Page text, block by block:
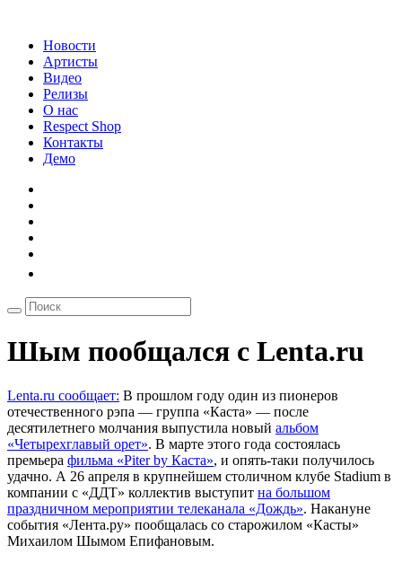
Новости
Артисты
Видео
Релизы
О нас
Respect Shop
Контакты
Демо
Шым пообщался с Lenta.ru
Lenta.ru сообщает: В прошлом году один из пионеров
отечественного рэпа — группа «Каста» — после
десятилетнего молчания выпустила новый альбом
«Четырехглавый орет». В марте этого года состоялась
премьера фильма «Piter by Каста», и опять-таки получилось
удачно. А 26 апреля в крупнейшем столичном клубе Stadium в
компании с «ДДТ» коллектив выступит на большом
праздничном мероприятии телеканала «Дождь». Накануне
события «Лента.ру» пообщалась со старожилом «Касты»
Михаилом Шымом Епифановым.